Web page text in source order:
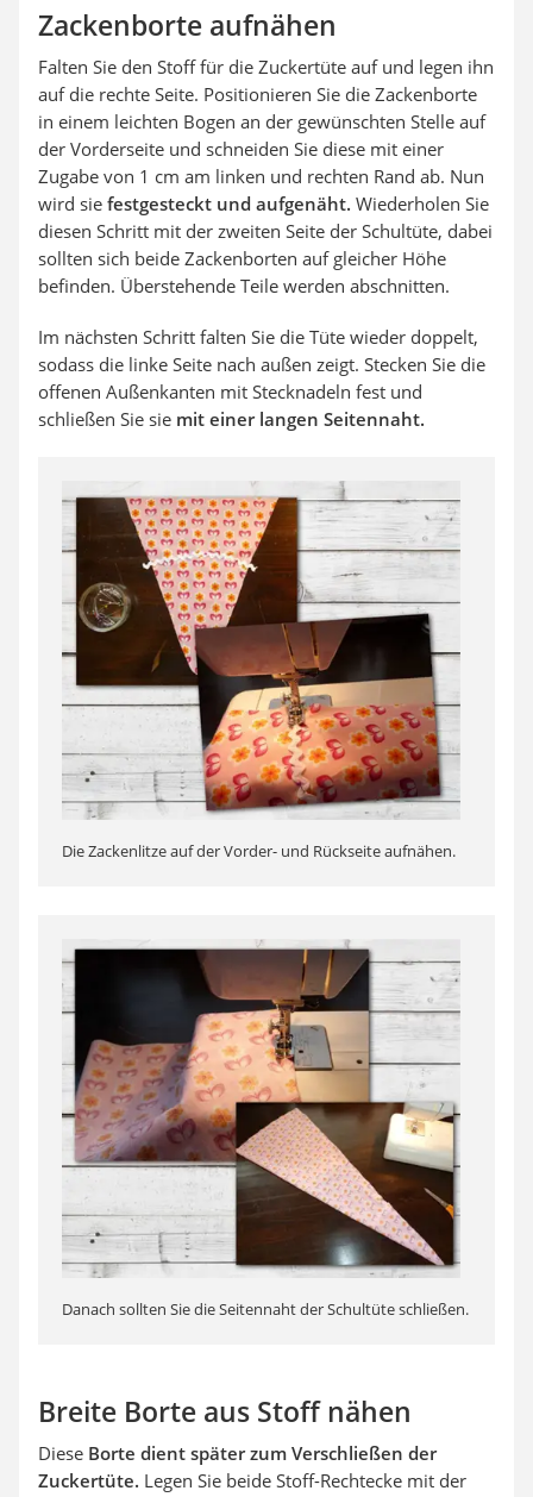
Zackenborte aufnähen
Falten Sie den Stoff für die Zuckertüte auf und legen ihn
auf die rechte Seite. Positionieren Sie die Zackenborte
in einem leichten Bogen an der gewünschten Stelle auf
der Vorderseite und schneiden Sie diese mit einer
Zugabe von 1 cm am linken und rechten Rand ab. Nun
wird sie festgesteckt und aufgenäht. Wiederholen Sie
diesen Schritt mit der zweiten Seite der Schultüte, dabei
sollten sich beide Zackenborten auf gleicher Höhe
befinden. Überstehende Teile werden abschnitten.
Im nächsten Schritt falten Sie die Tüte wieder doppelt,
sodass die linke Seite nach außen zeigt. Stecken Sie die
offenen Außenkanten mit Stecknadeln fest und
schließen Sie sie mit einer langen Seitennaht.
Die Zackenlitze auf der Vorder- und Rückseite aufnähen.
Danach sollten Sie die Seitennaht der Schultüte schließen.
Breite Borte aus Stoff nähen
Diese Borte dient später zum Verschließen der
Zuckertüte. Legen Sie beide Stoff-Rechtecke mit der